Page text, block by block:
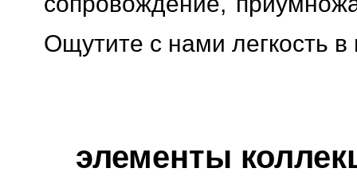
Ощутите с нами легкость
элементы